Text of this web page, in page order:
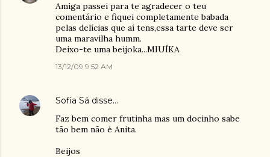
Amiga passei para te agradecer o teu
comentário e fiquei completamente babada
pelas delícias que aí tens,essa tarte deve ser
uma maravilha humm.
Deixo-te uma beijoka...MIUÍKA
13/12/09 9:52 AM
Sofia Sá disse…
Faz bem comer frutinha mas um docinho sabe
tão bem não é Anita.
Beijos